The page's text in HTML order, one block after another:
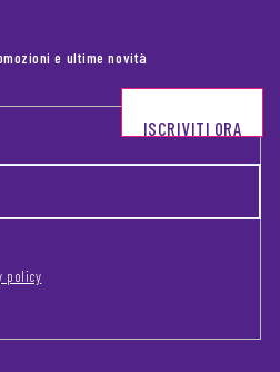
e ultime novità
policy
ISCRIVITI ORA